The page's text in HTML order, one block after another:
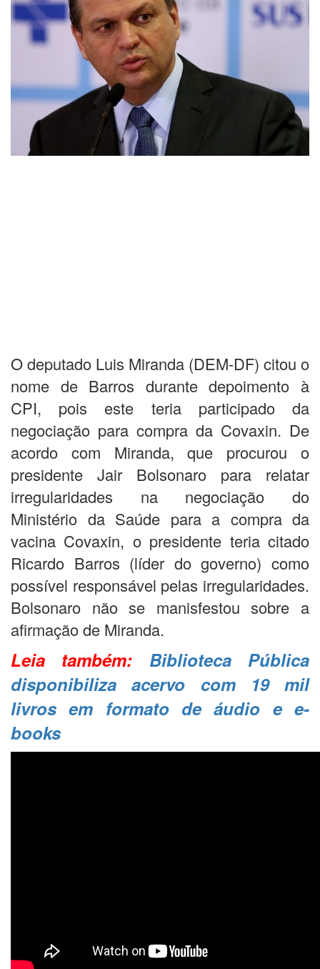
O deputado Luis Miranda (DEM-DF) citou o
nome de Barros durante depoimento à
CPI, pois este teria participado da
negociação para compra da Covaxin. De
acordo com Miranda, que procurou o
presidente Jair Bolsonaro para relatar
irregularidades na negociação do
Ministério da Saúde para a compra da
vacina Covaxin, o presidente teria citado
Ricardo Barros (líder do governo) como
possível responsável pelas irregularidades.
Bolsonaro não se manisfestou sobre a
afirmação de Miranda.
Leia também: Biblioteca Pública
disponibiliza acervo com 19 mil
livros em formato de áudio e e-
books